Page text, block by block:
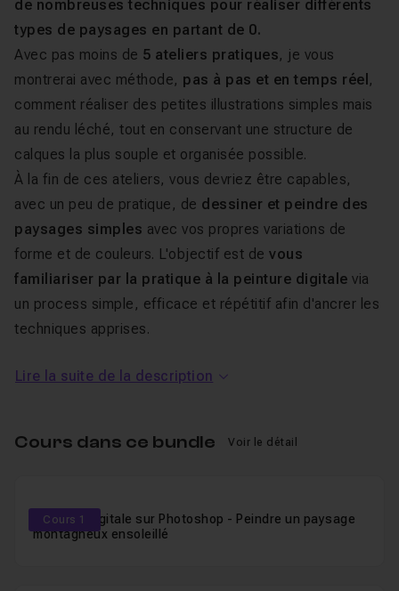
de nombreuses techniques pour réaliser différents
types de paysages en partant de 0.
Avec pas moins de 5 ateliers pratiques, je vous
montrerai avec méthode, pas à pas et en temps réel ,
comment réaliser des petites illustrations simples mais
au rendu léché, tout en conservant une structure de
calques la plus souple et organisée possible.
À la fin de ces ateliers, vous devriez être capables,
avec un peu de pratique, de dessiner et peindre des
paysages simples avec vos propres variations de
forme et de couleurs. L'objectif est de vous
familiariser par la pratique à la peinture digitale via
un process simple, efficace et répétitif afin d'ancrer les
techniques apprises.
en temps réel,sont destinés aux personnes
Si ce n'est pas le cas,je vous conseille alors le pack
pratique les bases techniques suffisantes pour être à
Lire la suite de la description
Cours dans ce bundle Voir le détail
Cours 1
Peinture Digitale sur Photoshop - Peindre un paysage
montagneux ensoleillé